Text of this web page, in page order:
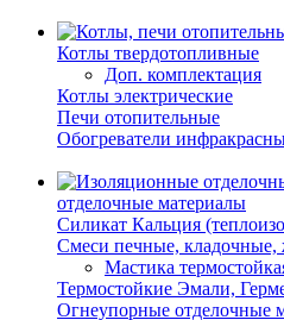
Котлы твердотопливные
Доп. комплектация
Котлы электрические
Печи отопительные
Обогреватели
отделочные материалы
Силикат Кальция
Смеси печные, кладочные,
Мастика
Термостойкие Эмали,
Огнеупорные отделочные